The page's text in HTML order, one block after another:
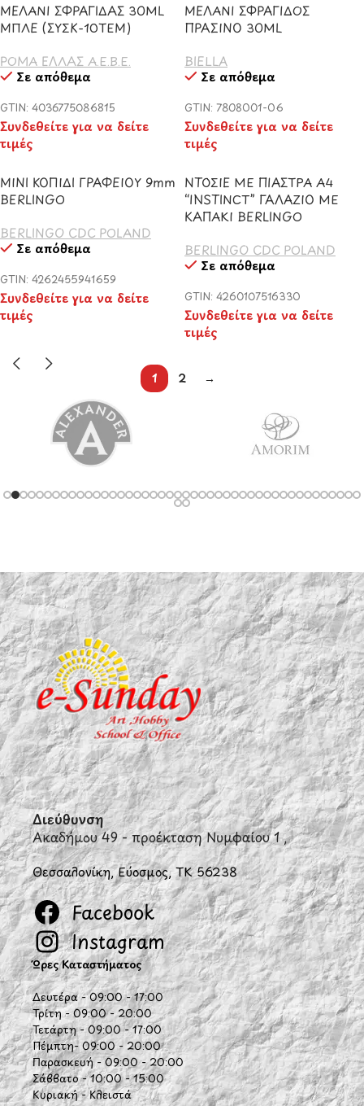
ΜΕΛΑΝΙ ΣΦΡΑΓΙΔΑΣ 30ML
ΜΠΛΕ (ΣΥΣΚ-10ΤΕΜ)
ΡΟΜΑ ΕΛΛΑΣ Α.Ε.Β.Ε.
Σε απόθεμα
GTIN: 4036775086815
Συνδεθείτε για να δείτε
τιμές
ΜΕΛΑΝΙ ΣΦΡΑΓΙΔΟΣ
ΠΡΑΣΙΝΟ 30ML
BIELLA
Σε απόθεμα
GTIN: 7808001-06
Συνδεθείτε για να δείτε
τιμές
ΜΙΝΙ ΚΟΠΙΔΙ ΓΡΑΦΕΙΟΥ 9mm
BERLINGO
BERLINGO CDC POLAND
Σε απόθεμα
GTIN: 4262455941659
Συνδεθείτε για να δείτε
τιμές
ΝΤΟΣΙΕ ΜΕ ΠΙΑΣΤΡΑ Α4
“INSTINCT” ΓΑΛΑΖΙΟ ΜΕ
ΚΑΠΑΚΙ BERLINGO
BERLINGO CDC POLAND
Σε απόθεμα
GTIN: 4260107516330
Συνδεθείτε για να δείτε
τιμές
1 2 →
Διεύθυνση
Ακαδήμου 49 - προέκταση Νυμφαίου 1 ,
Θεσσαλονίκη, Εύοσμος, ΤΚ 56238
Facebook
Instagram
Ώρες Καταστήματος
Δευτέρα - 09:00 - 17:00
Τρίτη - 09:00 - 20:00
Τετάρτη - 09:00 - 17:00
Πέμπτη- 09:00 - 20:00
Παρασκευή - 09:00 - 20:00
Σάββατο - 10:00 - 15:00
Κυριακή - Κλειστά